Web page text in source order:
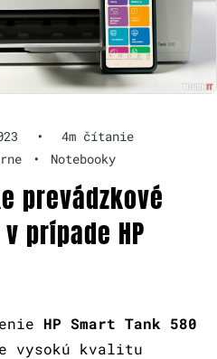
•
4m čítanie
• Notebooky
prevádzkové
prípade HP
HP Smart Tank 580
vysokú kvalitu